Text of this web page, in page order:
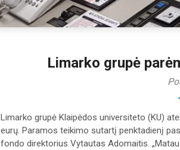
Limarko grupė
Limarko grupė Klaipėdos universiteto (KU)
eurų. Paramos teikimo sutartį penktadienį
fondo direktorius Vytautas Adomaitis.